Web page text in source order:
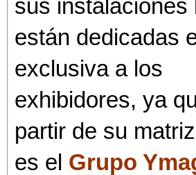
sus instalaciones
están dedicadas
exclusiva a los
exhibidores, ya
partir de su
es el Grupo